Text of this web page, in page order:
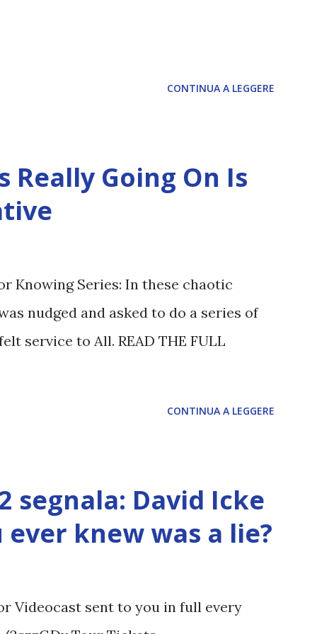
L’IA sarà in gr...
CONTINUA A LEGGERE
Really Going On Is
Knowing Series: In these chaotic
nudged and asked to do a series of
service to All. READ THE FULL
CONTINUA A LEGGERE
segnala: David Icke
knew was a lie?
Videocast sent to you in full every